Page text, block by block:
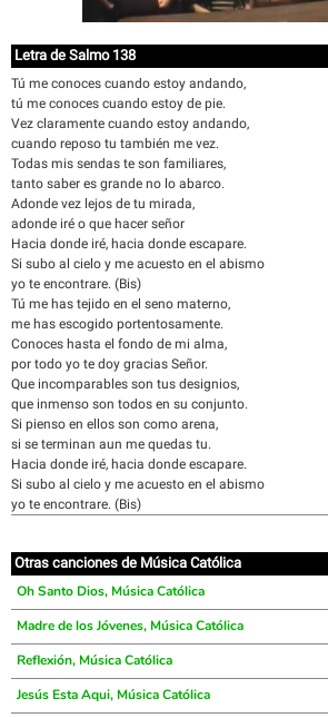
Letra de Salmo 138
Tú me conoces cuando estoy andando,
tú me conoces cuando estoy de pie.
Vez claramente cuando estoy andando,
cuando reposo tu también me vez.
Todas mis sendas te son familiares,
tanto saber es grande no lo abarco.
Adonde vez lejos de tu mirada,
adonde iré o que hacer señor
Hacia donde iré, hacia donde escapare.
Si subo al cielo y me acuesto en el abismo
yo te encontrare. (Bis)
Tú me has tejido en el seno materno,
me has escogido portentosamente.
Conoces hasta el fondo de mi alma,
por todo yo te doy gracias Señor.
Que incomparables son tus designios,
que inmenso son todos en su conjunto.
Si pienso en ellos son como arena,
si se terminan aun me quedas tu.
Hacia donde iré, hacia donde escapare.
Si subo al cielo y me acuesto en el abismo
yo te encontrare. (Bis)
Otras canciones de Música Católica
Oh Santo Dios, Música Católica
Madre de los Jóvenes, Música Católica
Reflexión, Música Católica
Jesús Esta Aqui, Música Católica